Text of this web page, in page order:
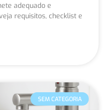
adequado e
requisitos, checklist e
SEM CATEGORIA